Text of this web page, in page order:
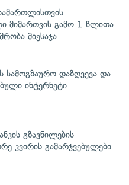
მიმართვის გამო 1 წლითა
მიესაჯა
სამოგზაურო დაზღვევა და
ინტერნეტი
გზავნილების
კვირის გამარჯვებულები